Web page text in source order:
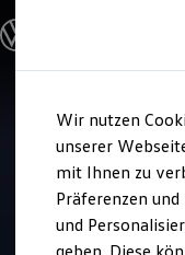
Hauptinhalt
springen
Footer
springen
Modelle und
Modelle
Elektroautos
ENERGY
SUV und
Kombis
Verkauf und Service
4.6|
Wir nutzen
unserer
mit Ihnen zu
Präferenzen
und
geben. Diese